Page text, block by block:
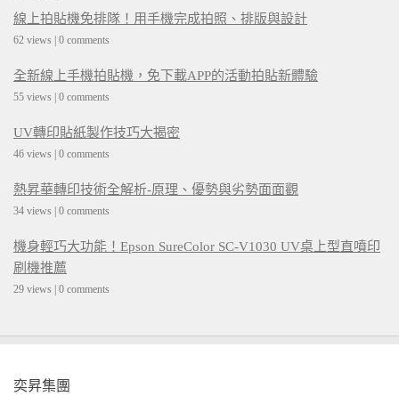
線上拍貼機免排隊！用手機完成拍照、排版與設計
62 views | 0 comments
全新線上手機拍貼機，免下載APP的活動拍貼新體驗
55 views | 0 comments
UV轉印貼紙製作技巧大揭密
46 views | 0 comments
熱昇華轉印技術全解析-原理、優勢與劣勢面面觀
34 views | 0 comments
機身輕巧大功能！Epson SureColor SC-V1030 UV桌上型直噴印
刷機推薦
29 views | 0 comments
奕昇集團